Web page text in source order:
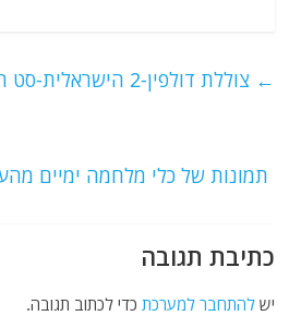
s
p
g
l
er
e
o
← צוללת דולפין-2 הישראלית-סט תמונות.
תמונות של כלי מלחמה ימיים
כתיבת תגובה
ישלהתחבר למערכת כדי לכתוב תגובה.